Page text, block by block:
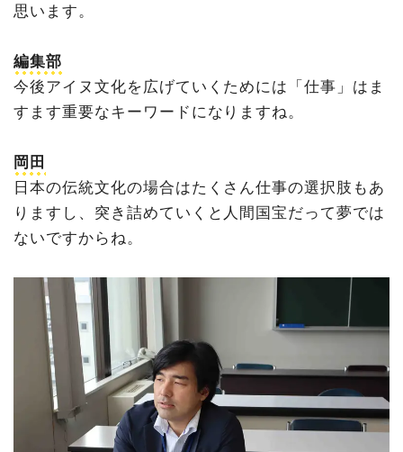
思います。
編集部
今後アイヌ文化を広げていくためには「仕事」はま
すます重要なキーワードになりますね。
岡田
日本の伝統文化の場合はたくさん仕事の選択肢もあ
りますし、突き詰めていくと人間国宝だって夢では
ないですからね。